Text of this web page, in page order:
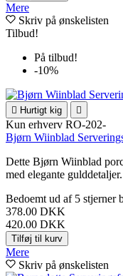
Mere
Skriv på ønskelisten
Tilbud!
På tilbud!
-10%
 Hurtigt kig 
Kun erhverv RO-202-
Bjørn Wiinblad
Dette Bjørn Wiinblad
med elegante
Bedoemt ud af 5 stjerner
378.00 DKK
420.00 DKK
Tilføj til kurv
Mere
Skriv på ønskelisten